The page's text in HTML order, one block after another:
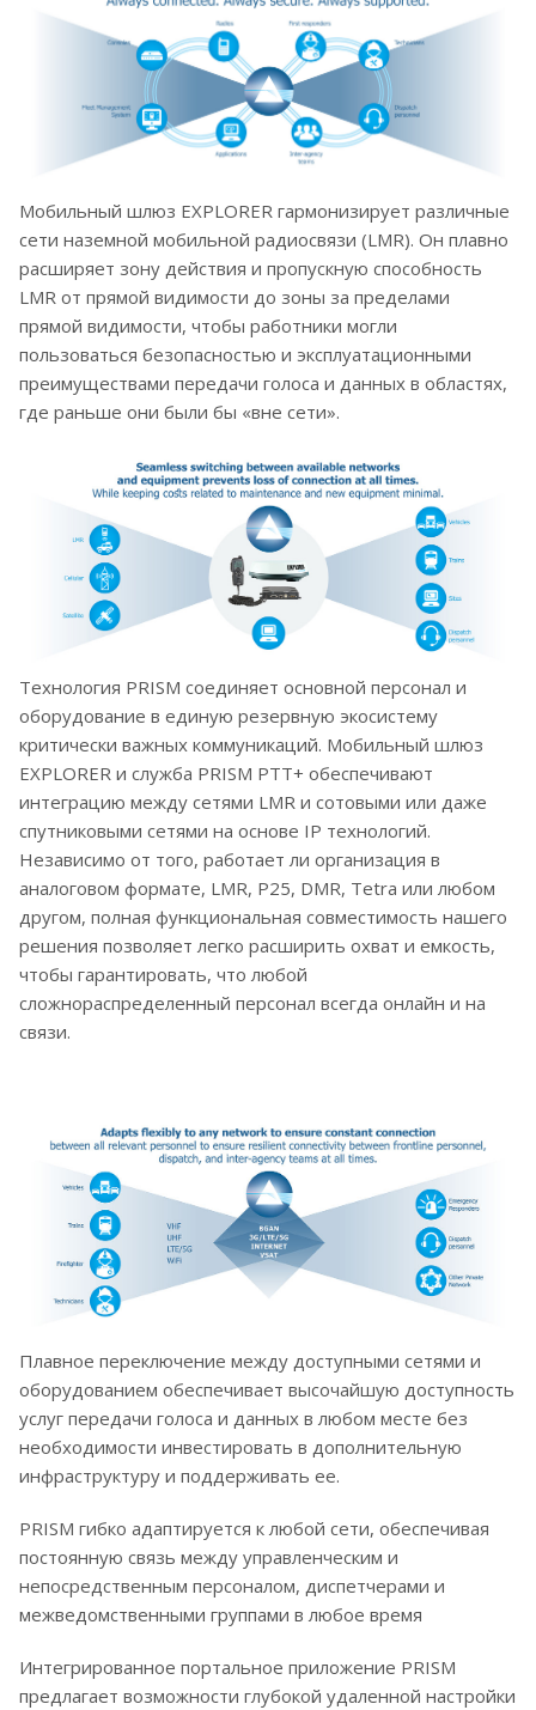
Мобильный шлюз EXPLORER гармонизирует различные
сети наземной мобильной радиосвязи (LMR). Он плавно
расширяет зону действия и пропускную способность
LMR от прямой видимости до зоны за пределами
прямой видимости, чтобы работники могли
пользоваться безопасностью и эксплуатационными
преимуществами передачи голоса и данных в областях,
где раньше они были бы «вне сети».
Технология PRISM соединяет основной персонал и
оборудование в единую резервную экосистему
критически важных коммуникаций. Мобильный шлюз
EXPLORER и служба PRISM PTT+ обеспечивают
интеграцию между сетями LMR и сотовыми или даже
спутниковыми сетями на основе IP технологий.
Независимо от того, работает ли организация в
аналоговом формате, LMR, P25, DMR, Tetra или любом
другом, полная функциональная совместимость нашего
решения позволяет легко расширить охват и емкость,
чтобы гарантировать, что любой
сложнораспределенный персонал всегда онлайн и на
связи.
Плавное переключение между доступными сетями и
оборудованием обеспечивает высочайшую доступность
услуг передачи голоса и данных в любом месте без
необходимости инвестировать в дополнительную
инфраструктуру и поддерживать ее.
PRISM гибко адаптируется к любой сети, обеспечивая
постоянную связь между управленческим и
непосредственным персоналом, диспетчерами и
межведомственными группами в любое время
Интегрированное портальное приложение PRISM
предлагает возможности глубокой удаленной настройки